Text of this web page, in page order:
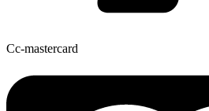
Cc-mastercard